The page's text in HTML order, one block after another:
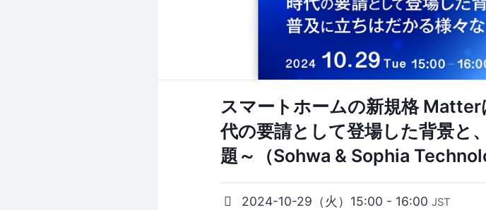
スマートホームの新規格
代の要請として登場した背景と
題～（Sohwa & Sophia
2024-10-29（火）15:00 - 16:00 JST